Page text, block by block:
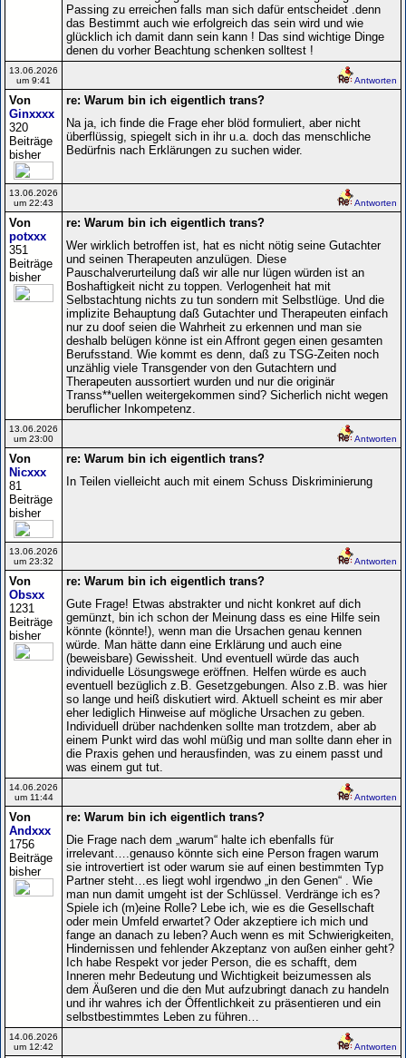
Passing zu erreichen falls man sich dafür entscheidet .denn
das Bestimmt auch wie erfolgreich das sein wird und wie
glücklich ich damit dann sein kann ! Das sind wichtige Dinge
denen du vorher Beachtung schenken solltest !
13.06.2026
um 9:41
Antworten
Von
Ginxxxx
320
Beiträge
bisher
re: Warum bin ich eigentlich trans?
Na ja, ich finde die Frage eher blöd formuliert, aber nicht
überflüssig, spiegelt sich in ihr u.a. doch das menschliche
Bedürfnis nach Erklärungen zu suchen wider.
13.06.2026
um 22:43
Antworten
Von
potxxx
351
Beiträge
bisher
re: Warum bin ich eigentlich trans?
Wer wirklich betroffen ist, hat es nicht nötig seine Gutachter
und seinen Therapeuten anzulügen. Diese
Pauschalverurteilung daß wir alle nur lügen würden ist an
Boshaftigkeit nicht zu toppen. Verlogenheit hat mit
Selbstachtung nichts zu tun sondern mit Selbstlüge. Und die
implizite Behauptung daß Gutachter und Therapeuten einfach
nur zu doof seien die Wahrheit zu erkennen und man sie
deshalb belügen könne ist ein Affront gegen einen gesamten
Berufsstand. Wie kommt es denn, daß zu TSG-Zeiten noch
unzählig viele Transgender von den Gutachtern und
Therapeuten aussortiert wurden und nur die originär
Transs**uellen weitergekommen sind? Sicherlich nicht wegen
beruflicher Inkompetenz.
13.06.2026
um 23:00
Antworten
Von
Nicxxx
81
Beiträge
bisher
re: Warum bin ich eigentlich trans?
In Teilen vielleicht auch mit einem Schuss Diskriminierung
13.06.2026
um 23:32
Antworten
Von
Obsxx
1231
Beiträge
bisher
re: Warum bin ich eigentlich trans?
Gute Frage! Etwas abstrakter und nicht konkret auf dich
gemünzt, bin ich schon der Meinung dass es eine Hilfe sein
könnte (könnte!), wenn man die Ursachen genau kennen
würde. Man hätte dann eine Erklärung und auch eine
(beweisbare) Gewissheit. Und eventuell würde das auch
individuelle Lösungswege eröffnen. Helfen würde es auch
eventuell bezüglich z.B. Gesetzgebungen. Also z.B. was hier
so lange und heiß diskutiert wird. Aktuell scheint es mir aber
eher lediglich Hinweise auf mögliche Ursachen zu geben.
Individuell drüber nachdenken sollte man trotzdem, aber ab
einem Punkt wird das wohl müßig und man sollte dann eher in
die Praxis gehen und herausfinden, was zu einem passt und
was einem gut tut.
14.06.2026
um 11:44
Antworten
Von
Andxxx
1756
Beiträge
bisher
re: Warum bin ich eigentlich trans?
Die Frage nach dem „warum“ halte ich ebenfalls für
irrelevant….genauso könnte sich eine Person fragen warum
sie introvertiert ist oder warum sie auf einen bestimmten Typ
Partner steht…es liegt wohl irgendwo „in den Genen“ . Wie
man nun damit umgeht ist der Schlüssel. Verdränge ich es?
Spiele ich (m)eine Rolle? Lebe ich, wie es die Gesellschaft
oder mein Umfeld erwartet? Oder akzeptiere ich mich und
fange an danach zu leben? Auch wenn es mit Schwierigkeiten,
Hindernissen und fehlender Akzeptanz von außen einher geht?
Ich habe Respekt vor jeder Person, die es schafft, dem
Inneren mehr Bedeutung und Wichtigkeit beizumessen als
dem Äußeren und die den Mut aufzubringt danach zu handeln
und ihr wahres ich der Öffentlichkeit zu präsentieren und ein
selbstbestimmtes Leben zu führen…
14.06.2026
um 12:42
Antworten